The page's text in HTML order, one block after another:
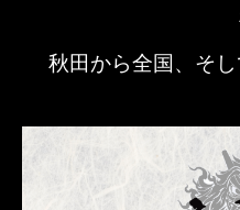
秋田から全国、そ